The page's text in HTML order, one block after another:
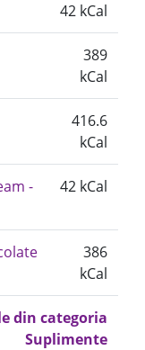
42 kCal
389
kCal
416.6
kCal
-
42 kCal
386
kCal
din categoria
Suplimente